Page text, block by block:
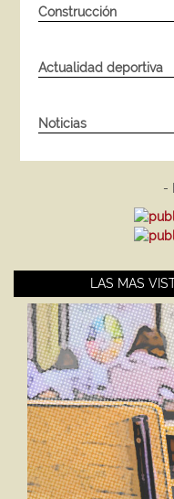
Construcción
Actualidad deportiva
Noticias
-
LAS MAS